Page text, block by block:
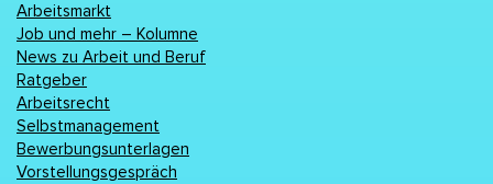
Arbeitsmarkt
Job und mehr – Kolumne
News zu Arbeit und Beruf
Ratgeber
Arbeitsrecht
Selbstmanagement
Bewerbungsunterlagen
Vorstellungsgespräch